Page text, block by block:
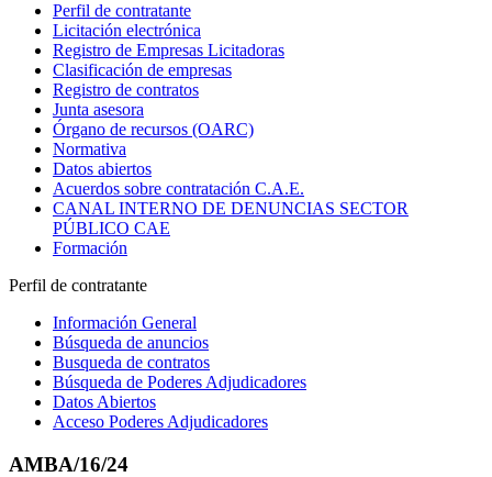
Perfil de contratante
Licitación electrónica
Registro de Empresas Licitadoras
Clasificación de empresas
Registro de contratos
Junta asesora
Órgano de recursos (OARC)
Normativa
Datos abiertos
Acuerdos sobre contratación C.A.E.
CANAL INTERNO DE DENUNCIAS SECTOR
PÚBLICO CAE
Formación
Perfil de contratante
Información General
Búsqueda de anuncios
Busqueda de contratos
Búsqueda de Poderes Adjudicadores
Datos Abiertos
Acceso Poderes Adjudicadores
AMBA/16/24